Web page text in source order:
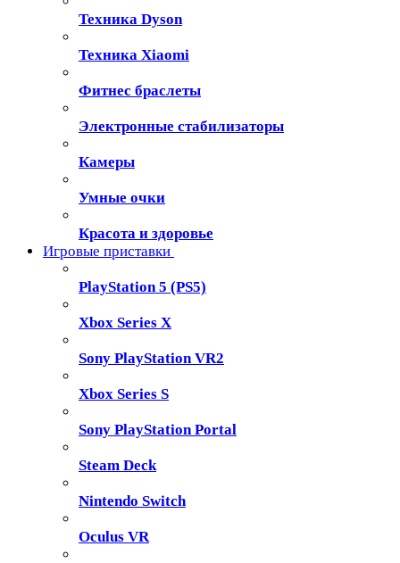
Техника Dyson
Техника Xiaomi
Фитнес браслеты
Электронные стабилизаторы
Камеры
Умные очки
Красота и здоровье
Игровые приставки
PlayStation 5 (PS5)
Xbox Series X
Sony PlayStation VR2
Xbox Series S
Sony PlayStation Portal
Steam Deck
Nintendo Switch
Oculus VR